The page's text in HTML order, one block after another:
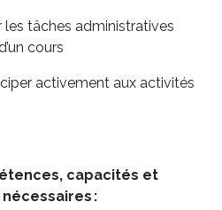
les tâches administratives
cours
activement aux activités
capacités et
: